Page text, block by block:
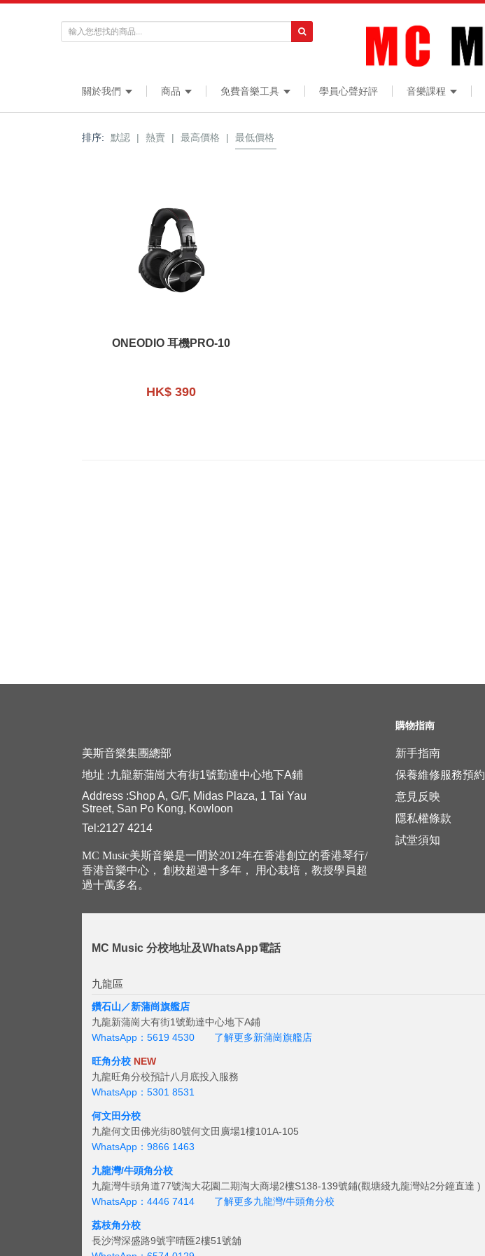
關於我們 商品 免費音樂工具 學員心聲好評 音樂課程
排序: 默認 | 熱賣 | 最高價格 | 最低價格
ONEODIO 耳機PRO-10
HK$ 390
購物指南
美斯音樂集團總部
地址 :九龍新蒲崗大有街1號勤達中心地下A鋪
Address :Shop A, G/F, Midas Plaza, 1 Tai Yau
Street, San Po Kong, Kowloon
Tel:2127 4214
新手指南
保養維修服務預約
意見反映
隱私權條款
試堂須知
MC Music美斯音樂是一間於2012年在香港創立的香港琴行/
香港音樂中心， 創校超過十多年， 用心栽培，教授學員超
過十萬多名。
MC Music 分校地址及WhatsApp電話
九龍區
鑽石山／新蒲崗旗艦店
九龍新蒲崗大有街1號勤達中心地下A鋪
WhatsApp：5619 4530
了解更多新蒲崗旗艦店
旺角分校 NEW
九龍旺角分校預計八月底投入服務
WhatsApp：5301 8531
何文田分校
九龍何文田佛光街80號何文田廣場1樓101A-105
WhatsApp：9866 1463
九龍灣/牛頭角分校
九龍灣牛頭角道77號淘大花園二期淘大商場2樓S138-139號鋪(觀塘綫九龍灣站2分鐘直達 )
WhatsApp：4446 7414
了解更多九龍灣/牛頭角分校
荔枝角分校
長沙灣深盛路9號宇晴匯2樓51號舖